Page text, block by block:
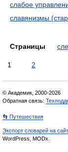
слабое
славянизмы
Страницы
1 2
© Академик, 2000-2026
Обратная связь:
👣 Путешествия
Экспорт словарей на
WordPress, MODx.